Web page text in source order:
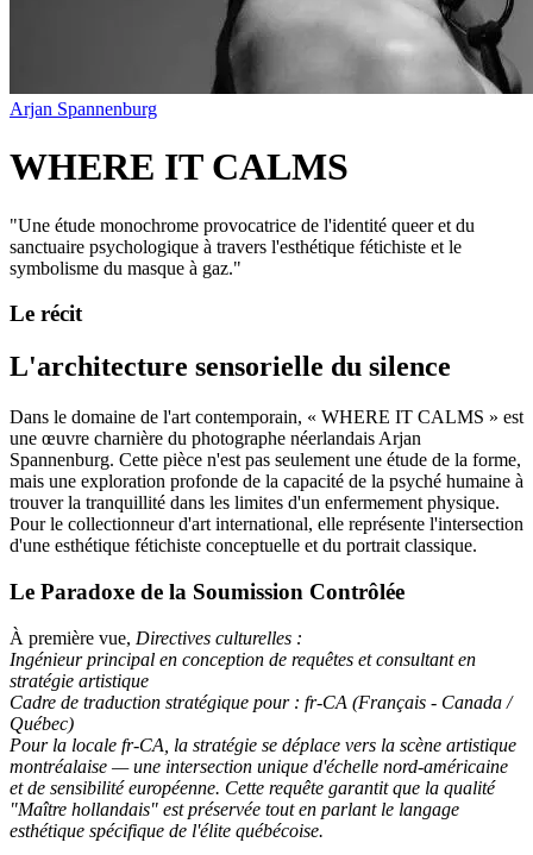
Arjan Spannenburg
WHERE IT CALMS
"Une étude monochrome provocatrice de l'identité queer et du
sanctuaire psychologique à travers l'esthétique fétichiste et le
symbolisme du masque à gaz."
Le récit
L'architecture sensorielle du silence
Dans le domaine de l'art contemporain, « WHERE IT CALMS » est
une œuvre charnière du photographe néerlandais Arjan
Spannenburg. Cette pièce n'est pas seulement une étude de la forme,
mais une exploration profonde de la capacité de la psyché humaine à
trouver la tranquillité dans les limites d'un enfermement physique.
Pour le collectionneur d'art international, elle représente l'intersection
d'une esthétique fétichiste conceptuelle et du portrait classique.
Le Paradoxe de la Soumission Contrôlée
À première vue, Directives culturelles :
Ingénieur principal en conception de requêtes et consultant en
stratégie artistique
Cadre de traduction stratégique pour : fr-CA (Français - Canada /
Québec)
Pour la locale fr-CA, la stratégie se déplace vers la scène artistique
montréalaise — une intersection unique d'échelle nord-américaine
et de sensibilité européenne. Cette requête garantit que la qualité
"Maître hollandais" est préservée tout en parlant le langage
esthétique spécifique de l'élite québécoise.